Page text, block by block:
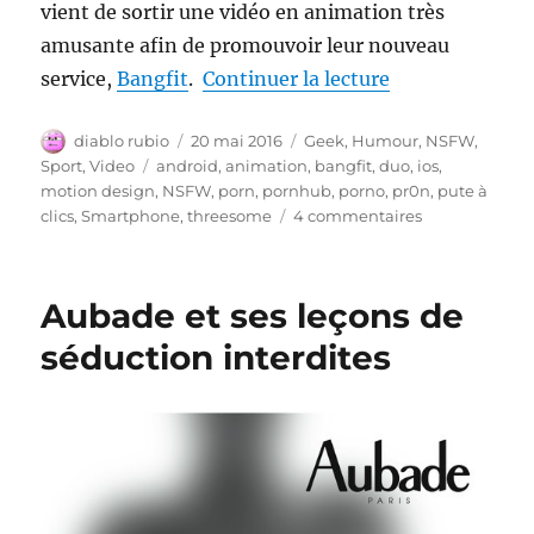
vient de sortir une vidéo en animation très
amusante afin de promouvoir leur nouveau
service,Bangfit.Continuer la lecture
Auteur
diablo rubio
Publié
le
20 mai 2016 Catégories
Geek, Humour, NSFW,
Sport,Video Étiquettes
android,animation, bangfit,duo, ios,
motion design, NSFW, porn, pornhub, porno, pr0n, pute à
clics,Smartphone,threesome 4 commentairessur
vous
Aubade et ses leçons de
séduction interdites